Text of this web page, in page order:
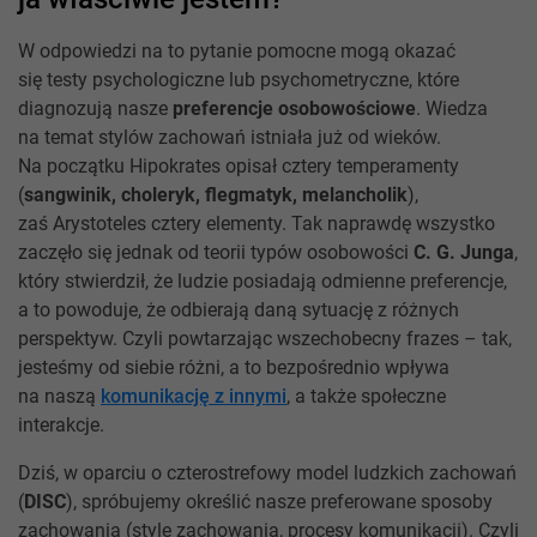
W odpowiedzi na to pytanie pomocne mogą okazać
się testy psychologiczne lub psychometryczne, które
diagnozują nasze preferencje osobowościowe. Wiedza
na temat stylów zachowań istniała już od wieków.
Na początku Hipokrates opisał cztery temperamenty
(sangwinik, choleryk, flegmatyk, melancholik),
zaś Arystoteles cztery elementy. Tak naprawdę wszystko
zaczęło się jednak od teorii typów osobowości C. G. Junga,
który stwierdził, że ludzie posiadają odmienne preferencje,
a to powoduje, że odbierają daną sytuację z różnych
perspektyw. Czyli powtarzając wszechobecny frazes – tak,
jesteśmy od siebie różni, a to bezpośrednio wpływa
na naszą komunikację z innymi, a także społeczne
interakcje.
Dziś, w oparciu o czterostrefowy model ludzkich zachowań
(DISC), spróbujemy określić nasze preferowane sposoby
zachowania (style zachowania, procesy komunikacji). Czyli